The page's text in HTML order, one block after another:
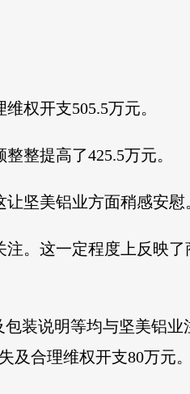
权开支505.5万元。
整提高了425.5万元。
坚美铝业方面稍感安慰
。这一定程度上反映了
装说明等均与坚美铝业
合理维权开支80万元。